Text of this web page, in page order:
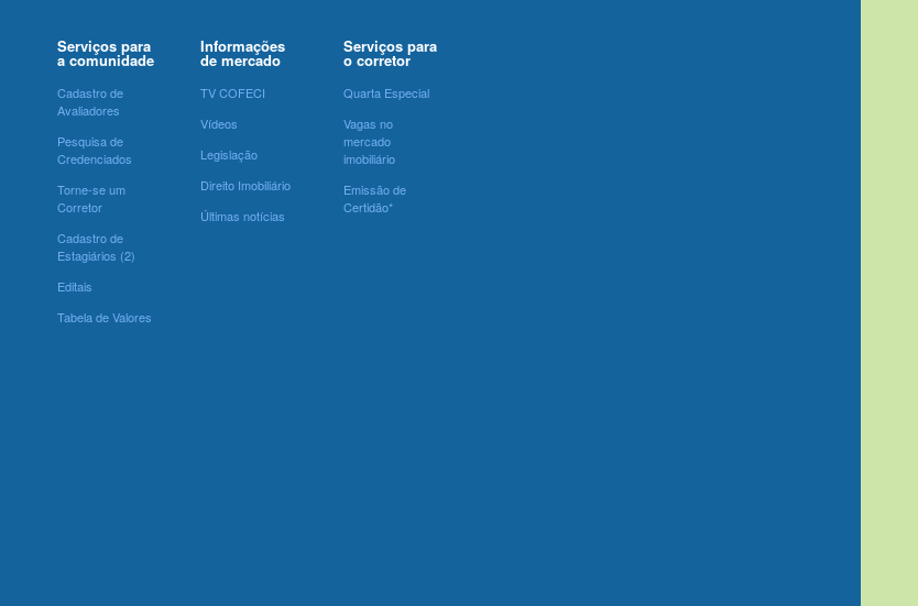
Serviços para
a comunidade
Cadastro de
Avaliadores
Pesquisa de
Credenciados
Torne-se um
Corretor
Cadastro de
Estagiários (2)
Editais
Tabela de Valores
Informações
de mercado
TV COFECI
Vídeos
Legislação
Direito Imobiliário
Últimas notícias
Serviços para
o corretor
Quarta Especial
Vagas no
mercado
imobiliário
Emissão de
Certidão*